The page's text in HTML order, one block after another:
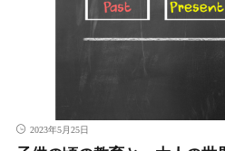
2023年5月25日